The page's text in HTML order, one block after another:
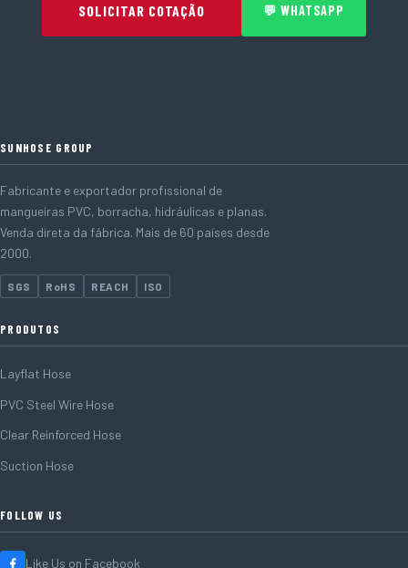
SOLICITAR COTAÇÃO 💬 WHATSAPP
SUNHOSE GROUP
Fabricante e exportador profissional de
mangueiras PVC, borracha, hidráulicas e planas.
Venda direta da fábrica. Mais de 60 países desde
2000.
SGS RoHS REACH ISO
PRODUTOS
Layflat Hose
PVC Steel Wire Hose
Clear Reinforced Hose
Suction Hose
FOLLOW US
Like Us on Facebook